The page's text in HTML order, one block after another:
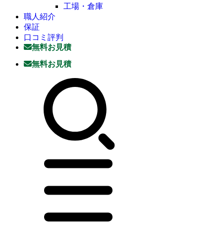
工場・倉庫
職人紹介
保証
口コミ評判
無料お見積
無料お見積